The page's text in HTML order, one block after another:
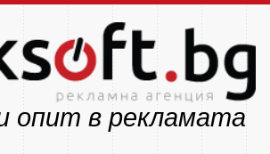
опит в рекламата